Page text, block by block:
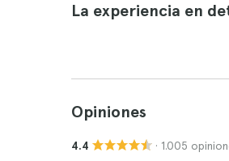
La experiencia en
Opiniones
4.4 · 1.005